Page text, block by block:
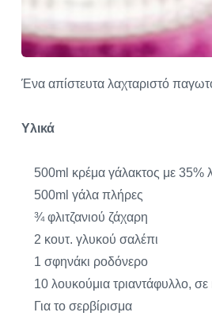
Ένα απίστευτα λαχταριστό
Υλικά
500ml κρέμα γάλακτος με 35%
500ml γάλα πλήρες
¾ φλιτζανιού ζάχαρη
2 κουτ. γλυκού σαλέπι
1 σφηνάκι ροδόνερο
10 λουκούμια τριαντάφυλλο, σε
Για το σερβίρισμα